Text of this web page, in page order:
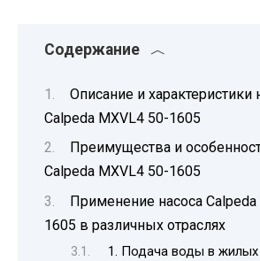
Содержание
Описание и характеристики
Calpeda MXVL4 50-1605
Преимущества и
Calpeda MXVL4 50-1605
Применение насоса
1605 в различных отраслях
1. Подача воды в жилых